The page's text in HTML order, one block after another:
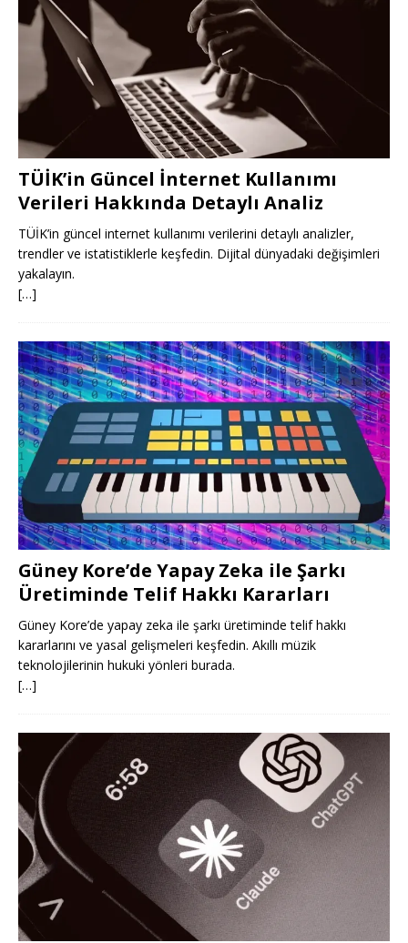
TÜİK’in Güncel İnternet Kullanımı
Verileri Hakkında Detaylı Analiz
TÜİK’in güncel internet kullanımı verilerini detaylı analizler,
trendler ve istatistiklerle keşfedin. Dijital dünyadaki değişimleri
yakalayın.
[…]
Güney Kore’de Yapay Zeka ile Şarkı
Üretiminde Telif Hakkı Kararları
Güney Kore’de yapay zeka ile şarkı üretiminde telif hakkı
kararlarını ve yasal gelişmeleri keşfedin. Akıllı müzik
teknolojilerinin hukuki yönleri burada.
[…]